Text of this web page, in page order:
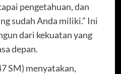
pengetahuan, dan
sudah Anda miliki.” Ini
dari kekuatan yang
depan.
SM) menyatakan,